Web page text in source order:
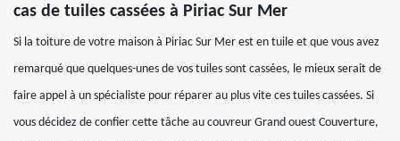
cas de tuiles cassées à Piriac Sur Mer
Si la toiture de votre maison à Piriac Sur Mer est en tuile et que vous avez
remarqué que quelques-unes de vos tuiles sont cassées, le mieux serait de
faire appel à un spécialiste pour réparer au plus vite ces tuiles cassées. Si
vous décidez de confier cette tâche au couvreur Grand ouest Couverture,